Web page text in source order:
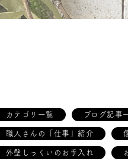
カテゴリ一覧 ブログ記事
職人さんの「仕事」紹介
外壁しっくいのお手入れ